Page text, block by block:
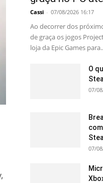
Cassi - 07/08/2026 16:17
Ao decorrer dos
de graça os jogos
loja da Epic Games
O
07/
07/